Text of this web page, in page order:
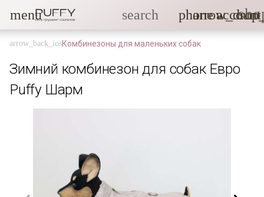
menu search phone
Комбинезоны для маленьких собак
Зимний комбинезон для собак Евро
Puffy Шарм